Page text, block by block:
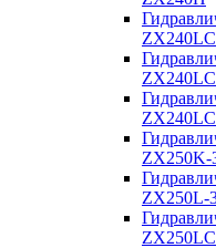
ZX250K-
ZX250L-